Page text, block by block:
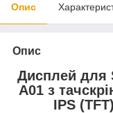
Опис
Опис
Дисплей для
A01 з
IPS